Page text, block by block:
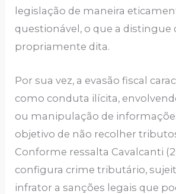
legislação de maneira
questionável, o que a distingue
propriamente dita.
Por sua vez, a evasão fiscal
como conduta ilícita,
ou manipulação de
objetivo de não recolher
Conforme ressalta Cavalcanti
configura crime tributário,
infrator a sanções legais que